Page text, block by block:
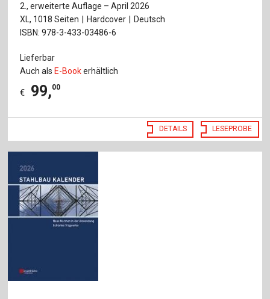
2., erweiterte Auflage – April 2026
XL, 1018 Seiten
Hardcover
Deutsch
ISBN: 978-3-433-03486-6
Lieferbar
Auch alsE-Bookerhältlich
€ 99,00
DETAILS LESEPROBE